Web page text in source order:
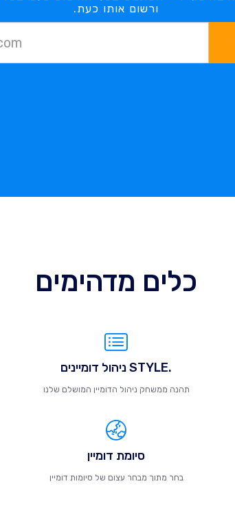
ורשום אותו כעת.
כלים מדהימים
.STYLE ניהול דומיינים
תהנה ממשחק ניהול הדומיין המושלם שלנו
סיומת דומיין
בחר מתוך מבחר עצום של סיומות דומיין